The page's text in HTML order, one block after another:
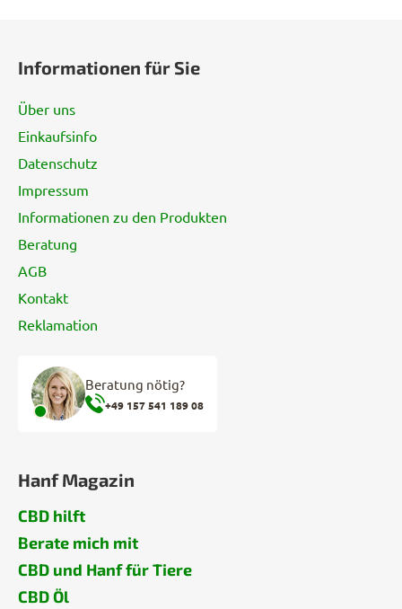
Informationen für Sie
Über uns
Einkaufsinfo
Datenschutz
Impressum
Informationen zu den Produkten
Beratung
AGB
Kontakt
Reklamation
Beratung nötig?
+49 157 541 189 08
Hanf Magazin
CBD hilft
Berate mich mit
CBD und Hanf für Tiere
CBD Öl